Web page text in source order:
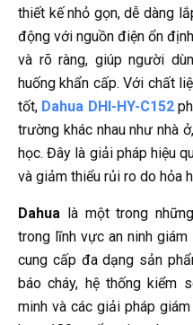
thiết kế nhỏ gọn, dễ dàng
động với nguồn điện ổn
và rõ ràng, giúp người
huống khẩn cấp. Với chất
tốt, Dahua DHI-HY-C152
trường khác nhau như nhà
học. Đây là giải pháp hiệu
và giảm thiểu rủi ro do hỏa
Dahua
là một trong
trong lĩnh vực an ninh
cung cấp đa dạng sản
báo cháy, hệ thống kiểm
minh và các giải pháp